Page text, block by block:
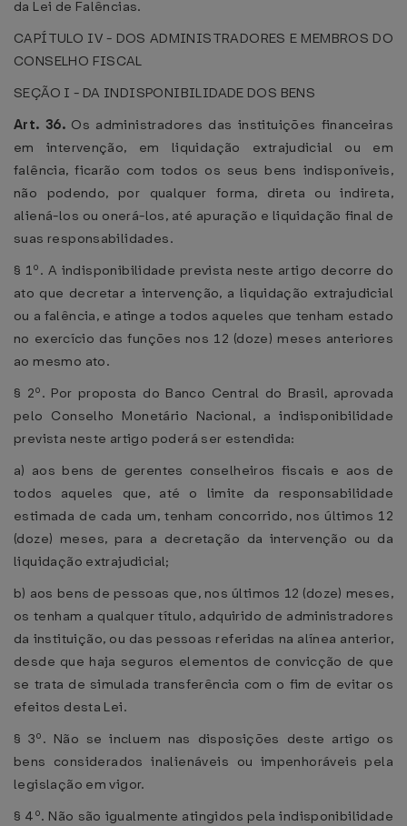
da Lei de Falências.
CAPÍTULO IV - DOS ADMINISTRADORES E MEMBROS DO
CONSELHO FISCAL
SEÇÃO I - DA INDISPONIBILIDADE DOS BENS
Art. 36. Os administradores das instituições financeiras
em intervenção, em liquidação extrajudicial ou em
falência, ficarão com todos os seus bens indisponíveis,
não podendo, por qualquer forma, direta ou indireta,
aliená-los ou onerá-los, até apuração e liquidação final de
suas responsabilidades.
§ 1º. A indisponibilidade prevista neste artigo decorre do
ato que decretar a intervenção, a liquidação extrajudicial
ou a falência, e atinge a todos aqueles que tenham estado
no exercício das funções nos 12 (doze) meses anteriores
ao mesmo ato.
§ 2º. Por proposta do Banco Central do Brasil, aprovada
pelo Conselho Monetário Nacional, a indisponibilidade
prevista neste artigo poderá ser estendida:
a) aos bens de gerentes conselheiros fiscais e aos de
todos aqueles que, até o limite da responsabilidade
estimada de cada um, tenham concorrido, nos últimos 12
(doze) meses, para a decretação da intervenção ou da
liquidação extrajudicial;
b) aos bens de pessoas que, nos últimos 12 (doze) meses,
os tenham a qualquer título, adquirido de administradores
da instituição, ou das pessoas referidas na alínea anterior,
desde que haja seguros elementos de convicção de que
se trata de simulada transferência com o fim de evitar os
efeitos desta Lei.
§ 3º. Não se incluem nas disposições deste artigo os
bens considerados inalienáveis ou impenhoráveis pela
legislação em vigor.
§ 4º. Não são igualmente atingidos pela indisponibilidade